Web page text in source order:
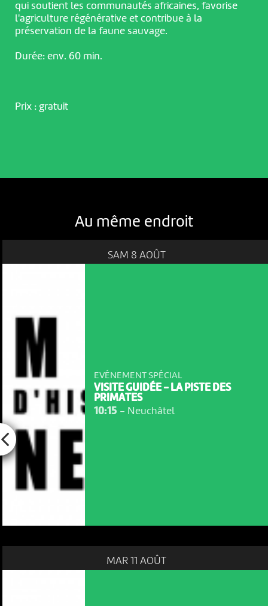
qui soutient les communautés africaines, favorise
l'agriculture régénérative et contribue à la
préservation de la faune sauvage.
Durée: env. 60 min.
Prix : gratuit
Au même endroit
SAM 8 AOÛT
EVÉNEMENT SPÉCIAL
VISITE GUIDÉE - LA PISTE DES
PRIMATES
10:15 - Neuchâtel
MAR 11 AOÛT